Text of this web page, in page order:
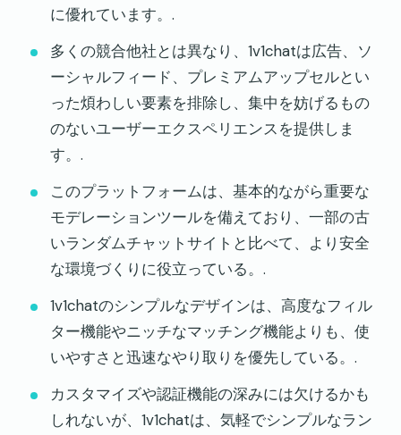
に優れています。.
多くの競合他社とは異なり、1v1chatは広告、ソ
ーシャルフィード、プレミアムアップセルとい
った煩わしい要素を排除し、集中を妨げるもの
のないユーザーエクスペリエンスを提供しま
す。.
このプラットフォームは、基本的ながら重要な
モデレーションツールを備えており、一部の古
いランダムチャットサイトと比べて、より安全
な環境づくりに役立っている。.
1v1chatのシンプルなデザインは、高度なフィル
ター機能やニッチなマッチング機能よりも、使
いやすさと迅速なやり取りを優先している。.
カスタマイズや認証機能の深みには欠けるかも
しれないが、1v1chatは、気軽でシンプルなラン